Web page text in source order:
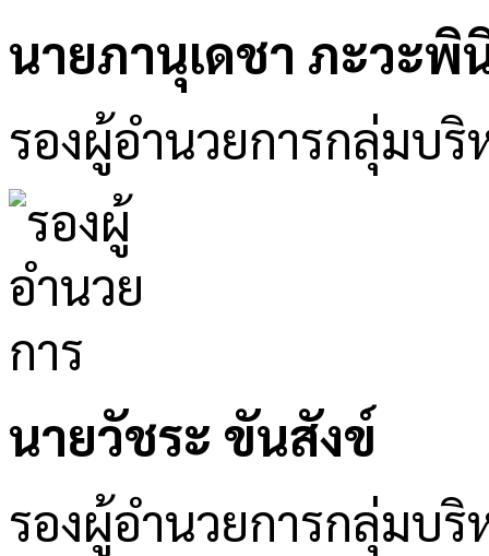
นายภานุเดชา ภะวะพิ
รองผู้อำนวยการกลุ่มบริ
นายวัชระ ขันสังข์
รองผู้อำนวยการกลุ่มบ